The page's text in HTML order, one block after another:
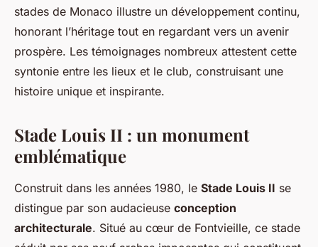
stades de Monaco illustre un développement continu,
honorant l’héritage tout en regardant vers un avenir
prospère. Les témoignages nombreux attestent cette
syntonie entre les lieux et le club, construisant une
histoire unique et inspirante.
Stade Louis II : un monument
emblématique
Construit dans les années 1980, le Stade Louis II se
distingue par son audacieuse conception
architecturale. Situé au cœur de Fontvieille, ce stade